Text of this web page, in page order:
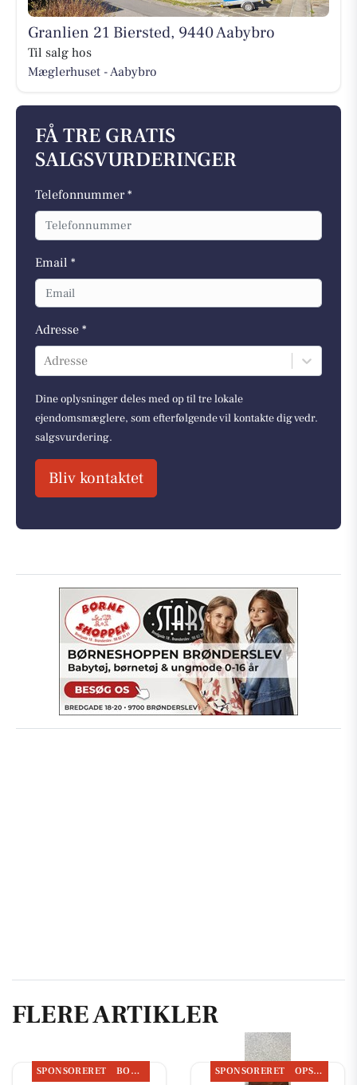
Granlien 21 Biersted, 9440 Aabybro
Til salg hos
Mæglerhuset - Aabybro
FÅ TRE GRATIS
SALGSVURDERINGER
Telefonnummer *
Email *
Adresse *
Adresse
Dine oplysninger deles med op til tre lokale
ejendomsmæglere, som efterfølgende vil kontakte dig vedr.
salgsvurdering.
Bliv kontaktet
FLERE ARTIKLER
SPONSORERET BOLIGMARKED SPONSORERET OPSLAGSTAVLEN